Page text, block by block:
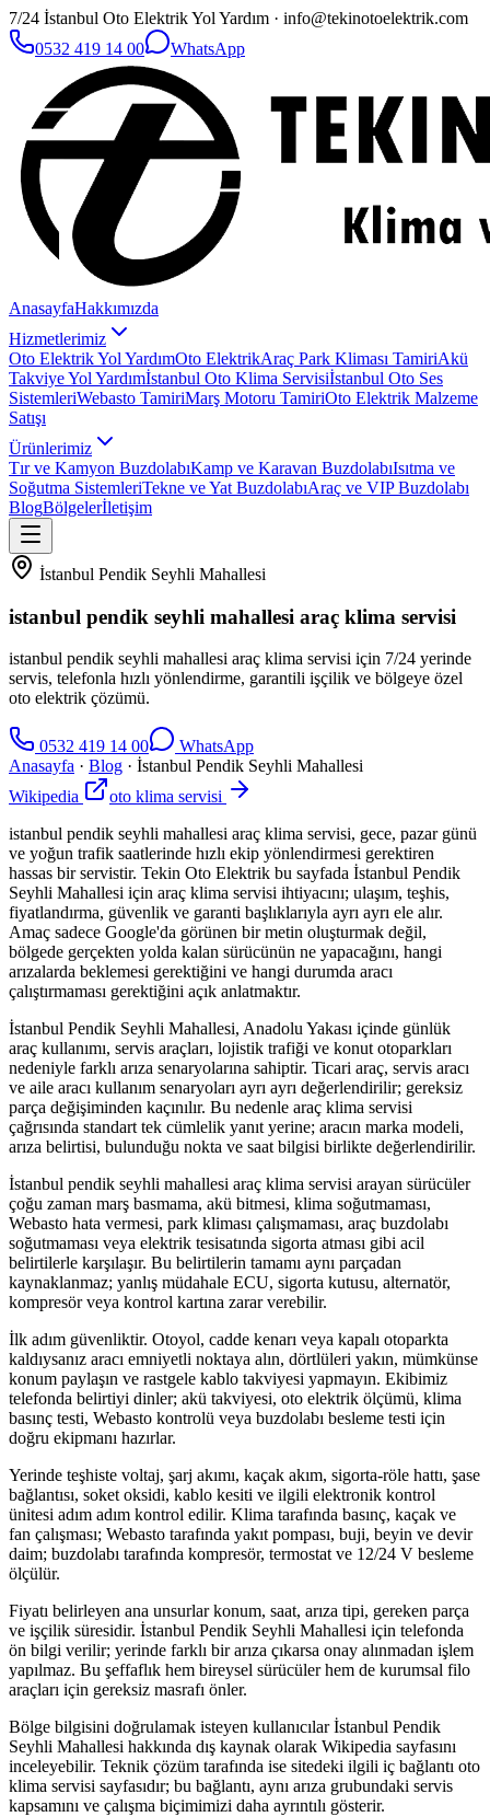
7/24 İstanbul Oto Elektrik Yol Yardım · info@tekinotoelektrik.com
0532 419 14 00
WhatsApp
AnasayfaHakkımızda
Hizmetlerimiz
Oto Elektrik Yol YardımOto ElektrikAraç Park Kliması TamiriAkü
Takviye Yol Yardımİstanbul Oto Klima Servisiİstanbul Oto Ses
SistemleriWebasto TamiriMarş Motoru TamiriOto Elektrik Malzeme
Satışı
Ürünlerimiz
Tır ve Kamyon BuzdolabıKamp ve Karavan BuzdolabıIsıtma ve
Soğutma SistemleriTekne ve Yat BuzdolabıAraç ve VIP Buzdolabı
BlogBölgelerİletişim
İstanbul Pendik Seyhli Mahallesi
istanbul pendik seyhli mahallesi araç klima servisi
istanbul pendik seyhli mahallesi araç klima servisi için 7/24 yerinde
servis, telefonla hızlı yönlendirme, garantili işçilik ve bölgeye özel
oto elektrik çözümü.
0532 419 14 00
WhatsApp
Anasayfa · Blog · İstanbul Pendik Seyhli Mahallesi
Wikipedia
oto klima servisi
istanbul pendik seyhli mahallesi araç klima servisi, gece, pazar günü
ve yoğun trafik saatlerinde hızlı ekip yönlendirmesi gerektiren
hassas bir servistir. Tekin Oto Elektrik bu sayfada İstanbul Pendik
Seyhli Mahallesi için araç klima servisi ihtiyacını; ulaşım, teşhis,
fiyatlandırma, güvenlik ve garanti başlıklarıyla ayrı ayrı ele alır.
Amaç sadece Google'da görünen bir metin oluşturmak değil,
bölgede gerçekten yolda kalan sürücünün ne yapacağını, hangi
arızalarda beklemesi gerektiğini ve hangi durumda aracı
çalıştırmaması gerektiğini açık anlatmaktır.
İstanbul Pendik Seyhli Mahallesi, Anadolu Yakası içinde günlük
araç kullanımı, servis araçları, lojistik trafiği ve konut otoparkları
nedeniyle farklı arıza senaryolarına sahiptir. Ticari araç, servis aracı
ve aile aracı kullanım senaryoları ayrı ayrı değerlendirilir; gereksiz
parça değişiminden kaçınılır. Bu nedenle araç klima servisi
çağrısında standart tek cümlelik yanıt yerine; aracın marka modeli,
arıza belirtisi, bulunduğu nokta ve saat bilgisi birlikte değerlendirilir.
İstanbul pendik seyhli mahallesi araç klima servisi arayan sürücüler
çoğu zaman marş basmama, akü bitmesi, klima soğutmaması,
Webasto hata vermesi, park kliması çalışmaması, araç buzdolabı
soğutmaması veya elektrik tesisatında sigorta atması gibi acil
belirtilerle karşılaşır. Bu belirtilerin tamamı aynı parçadan
kaynaklanmaz; yanlış müdahale ECU, sigorta kutusu, alternatör,
kompresör veya kontrol kartına zarar verebilir.
İlk adım güvenliktir. Otoyol, cadde kenarı veya kapalı otoparkta
kaldıysanız aracı emniyetli noktaya alın, dörtlüleri yakın, mümkünse
konum paylaşın ve rastgele kablo takviyesi yapmayın. Ekibimiz
telefonda belirtiyi dinler; akü takviyesi, oto elektrik ölçümü, klima
basınç testi, Webasto kontrolü veya buzdolabı besleme testi için
doğru ekipmanı hazırlar.
Yerinde teşhiste voltaj, şarj akımı, kaçak akım, sigorta-röle hattı, şase
bağlantısı, soket oksidi, kablo kesiti ve ilgili elektronik kontrol
ünitesi adım adım kontrol edilir. Klima tarafında basınç, kaçak ve
fan çalışması; Webasto tarafında yakıt pompası, buji, beyin ve devir
daim; buzdolabı tarafında kompresör, termostat ve 12/24 V besleme
ölçülür.
Fiyatı belirleyen ana unsurlar konum, saat, arıza tipi, gereken parça
ve işçilik süresidir. İstanbul Pendik Seyhli Mahallesi için telefonda
ön bilgi verilir; yerinde farklı bir arıza çıkarsa onay alınmadan işlem
yapılmaz. Bu şeffaflık hem bireysel sürücüler hem de kurumsal filo
araçları için gereksiz masrafı önler.
Bölge bilgisini doğrulamak isteyen kullanıcılar İstanbul Pendik
Seyhli Mahallesi hakkında dış kaynak olarak Wikipedia sayfasını
inceleyebilir. Teknik çözüm tarafında ise sitedeki ilgili iç bağlantı oto
klima servisi sayfasıdır; bu bağlantı, aynı arıza grubundaki servis
kapsamını ve çalışma biçimimizi daha ayrıntılı gösterir.